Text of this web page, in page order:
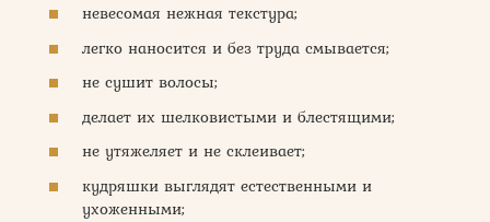
невесомая нежная текстура;
легко наносится и без труда смывается;
не сушит волосы;
делает их шелковистыми и блестящими;
не утяжеляет и не склеивает;
кудряшки выглядят естественными и
ухоженными;